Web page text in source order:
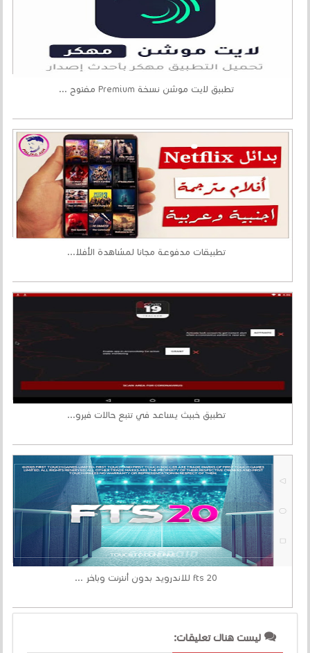
تطبيق لايت موشن نسخة Premium مفتوح ...
تطبيقات مدفوعة مجانا لمشاهدة الأفلا...
تطبيق خبيث يساعد في تتبع حالات فيرو...
fts 20 للاندرويد بدون أنترنت وباخر ...
ليست هناك تعليقات: